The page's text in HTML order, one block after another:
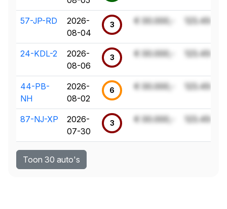
57-JP-RD
2026-
08-04
3 € 00.000,- 123.456 km
24-KDL-2
2026-
08-06
3 € 00.000,- 123.456 km
44-PB-
NH
2026-
08-02
6 € 00.000,- 123.456 km
87-NJ-XP
2026-
07-30
3 € 00.000,- 123.456 km
Toon 30 auto's